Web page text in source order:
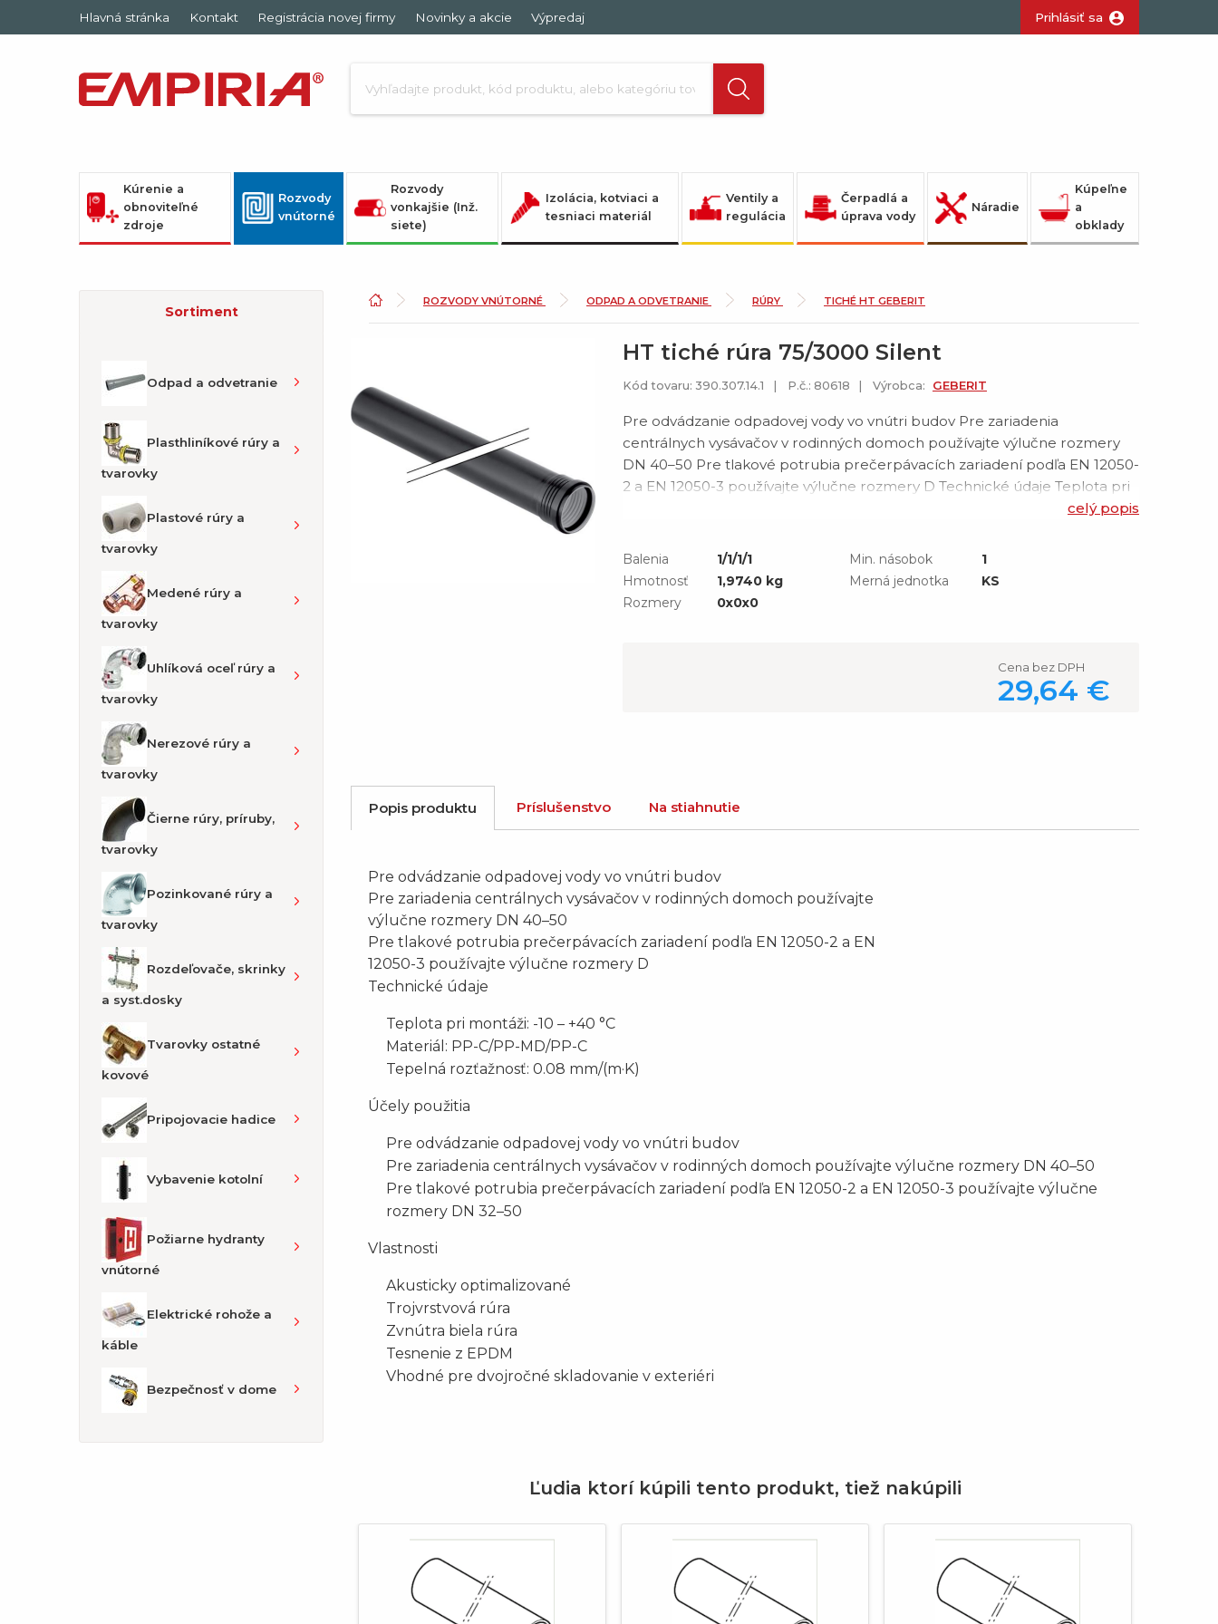
Hlavná stránka Kontakt Registrácia novej firmy Novinky a akcie Výpredaj Prihlásiť sa
Kúrenie a
obnoviteľné
zdroje
Rozvody
vnútorné
Rozvody
vonkajšie (Inž.
siete)
Izolácia, kotviaci a
tesniaci materiál
Ventily a
regulácia
Čerpadlá a
úprava vody
Náradie
Kúpeľne
a
obklady
Sortiment
Odpad a odvetranie
Plasthliníkové rúry a
tvarovky
Plastové rúry a
tvarovky
Medené rúry a
tvarovky
Uhlíková oceľ rúry a
tvarovky
Nerezové rúry a
tvarovky
Čierne rúry, príruby,
tvarovky
Pozinkované rúry a
tvarovky
Rozdeľovače, skrinky
a syst.dosky
Tvarovky ostatné
kovové
Pripojovacie hadice
Vybavenie kotolní
Požiarne hydranty
vnútorné
Elektrické rohože a
káble
Bezpečnosť v dome
ROZVODY VNÚTORNÉ ODPAD A ODVETRANIE RÚRY TICHÉ HT GEBERIT
HT tiché rúra 75/3000 Silent
Kód tovaru: 390.307.14.1 P.č.: 80618 Výrobca: GEBERIT
Pre odvádzanie odpadovej vody vo vnútri budov Pre zariadenia
centrálnych vysávačov v rodinných domoch používajte výlučne rozmery
DN 40–50 Pre tlakové potrubia prečerpávacích zariadení podľa EN 12050-
2 a EN 12050-3 používajte výlučne rozmery D Technické údaje Teplota pri
montáži: -10 – +40 °C Materiál: PP-C/PP-MD/PP-C Tepelná rozťažnosť: 0.08
celý popis
Balenia
1/1/1/1
Hmotnosť
1,9740 kg
Rozmery
0x0x0
Min. násobok
1
Merná jednotka
KS
Cena bez DPH
29,64 €
Popis produktu Príslušenstvo Na stiahnutie
Pre odvádzanie odpadovej vody vo vnútri budov
Pre zariadenia centrálnych vysávačov v rodinných domoch používajte
výlučne rozmery DN 40–50
Pre tlakové potrubia prečerpávacích zariadení podľa EN 12050-2 a EN
12050-3 používajte výlučne rozmery D
Technické údaje
Teplota pri montáži: -10 – +40 °C
Materiál: PP-C/PP-MD/PP-C
Tepelná rozťažnosť: 0.08 mm/(m·K)
Účely použitia
Pre odvádzanie odpadovej vody vo vnútri budov
Pre zariadenia centrálnych vysávačov v rodinných domoch používajte výlučne rozmery DN 40–50
Pre tlakové potrubia prečerpávacích zariadení podľa EN 12050-2 a EN 12050-3 používajte výlučne
rozmery DN 32–50
Vlastnosti
Akusticky optimalizované
Trojvrstvová rúra
Zvnútra biela rúra
Tesnenie z EPDM
Vhodné pre dvojročné skladovanie v exteriéri
Ľudia ktorí kúpili tento produkt, tiež nakúpili